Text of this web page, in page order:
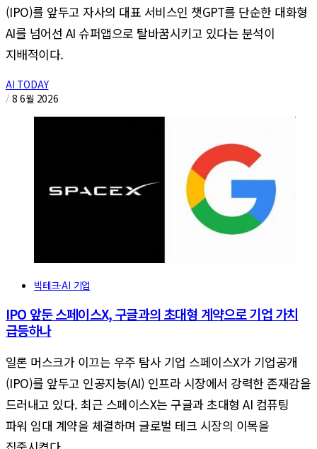
(IPO)를 앞두고 자사의 대표 서비스인 챗GPT를 단순한 대화형
AI를 넘어선 AI 슈퍼앱으로 탈바꿈시키고 있다는 분석이
지배적이다.
AI TODAY
/ 8 6월 2026
빅테크·AI 기업
IPO 앞둔 스페이스X, 구글과의 초대형 계약으로 기업 가치
급등하나
일론 머스크가 이끄는 우주 탐사 기업 스페이스X가 기업공개
(IPO)를 앞두고 인공지능(AI) 인프라 시장에서 강력한 존재감을
드러내고 있다. 최근 스페이스X는 구글과 초대형 AI 컴퓨팅
파워 임대 계약을 체결하며 글로벌 테크 시장의 이목을